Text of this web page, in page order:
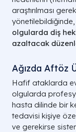
araştırılması
yönetilebildiğinde,
olgularda diş
azaltacak
Ağızda Aftöz
Hafif ataklarda
olgularda
hasta dilinde bir
tedavisi kişiye
ve gerekirse